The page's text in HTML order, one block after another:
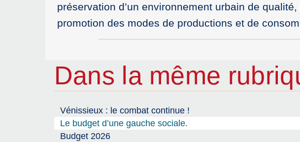
préservation d’un environnement urbain de
promotion des modes de productions et de
Dans la même
Vénissieux : le combat continue !
Le budget d’une gauche sociale.
Budget 2026